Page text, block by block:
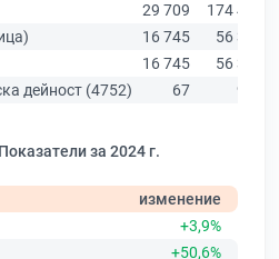
29 709
174 403
16 745
56 378
16 745
56 378
дейност (4752)
67 986
за 2024 г.
изменение
+3,9%
+50,6%